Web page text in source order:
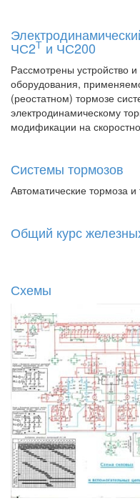
ЧС2Т и ЧС200
Рассмотрены устройство
оборудования,
(реостатном) тормозе
электродинамическому
модификации на
Системы тормозов
Автоматические тормоза
Общий курс
Схемы